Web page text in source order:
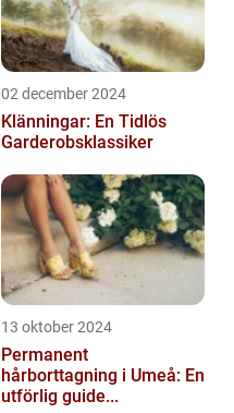
02 december 2024
Klänningar: En Tidlös
Garderobsklassiker
13 oktober 2024
Permanent
hårborttagning i Umeå: En
utförlig guide...